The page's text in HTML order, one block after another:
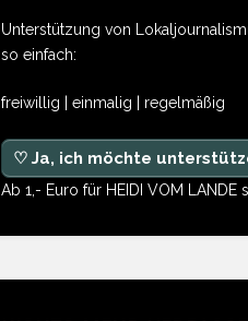
Unterstützung von
so einfach:
freiwillig | einmalig | regelmäßig
♡ Ja, ich möchte
Ab 1,- Euro für HEIDI VOM LANDE